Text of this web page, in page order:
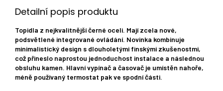
Detailní popis produktu
Topidla z nejkvalitnější černé oceli. Mají zcela nové,
podsvětlené integrované ovládání. Novinka kombinuje
minimalistický design s dlouholetými finskými zkušenostmi,
což přineslo naprostou jednoduchost instalace a následnou
obsluhu kamen. Hlavní vypínač a časovač je umístěn nahoře,
méně používaný termostat pak ve spodní části.